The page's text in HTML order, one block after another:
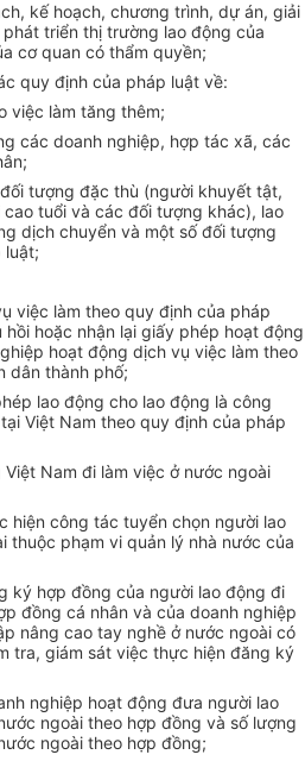
kế hoạch, chương trình, dự án, giải
triển thị trường lao động của
cơ quan có thẩm quyền;
quy định của pháp luật về:
việc làm tăng thêm;
các doanh nghiệp, hợp tác xã, các
tượng đặc thù (người khuyết tật,
tuổi và các đối tượng khác), lao
dịch chuyển và một số đối tượng
luật;
việc làm theo quy định của pháp
hoặc nhận lại giấy phép hoạt động
hoạt động dịch vụ việc làm theo
dân thành phố;
lao động cho lao động là công
Việt Nam theo quy định của pháp
Nam đi làm việc ở nước ngoài
hiện công tác tuyển chọn người lao
thuộc phạm vi quản lý nhà nước của
ký hợp đồng của người lao động đi
đồng cá nhân và của doanh nghiệp
nâng cao tay nghề ở nước ngoài có
tra, giám sát việc thực hiện đăng ký
nghiệp hoạt động đưa người lao
ngoài theo hợp đồng và số lượng
ngoài theo hợp đồng;